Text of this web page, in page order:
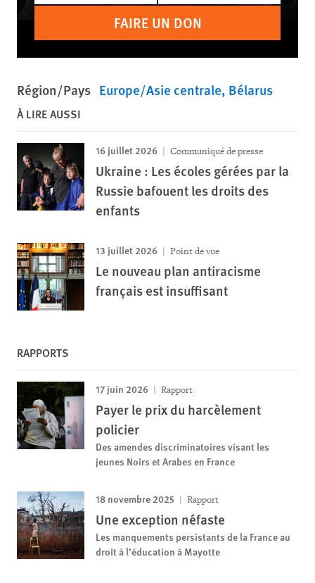
FAIRE UN DON
Région/Pays Europe/Asie centrale Bélarus
À LIRE AUSSI
16 juillet 2026 Communiqué de presse
Ukraine : Les écoles gérées par la
Russie bafouent les droits des
enfants
13 juillet 2026 Point de vue
Le nouveau plan antiracisme
français est insuffisant
RAPPORTS
17 juin 2026 Rapport
Payer le prix du harcèlement
policier
Des amendes discriminatoires visant les
jeunes Noirs et Arabes en France
18 novembre 2025 Rapport
Une exception néfaste
Les manquements persistants de la France au
droit à l’éducation à Mayotte